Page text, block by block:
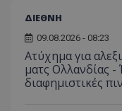
ΔΙΕΘΝΗ
09.08.2026 - 08:23
Ατύχημα για
ματς Ολλανδίας
διαφημιστικές